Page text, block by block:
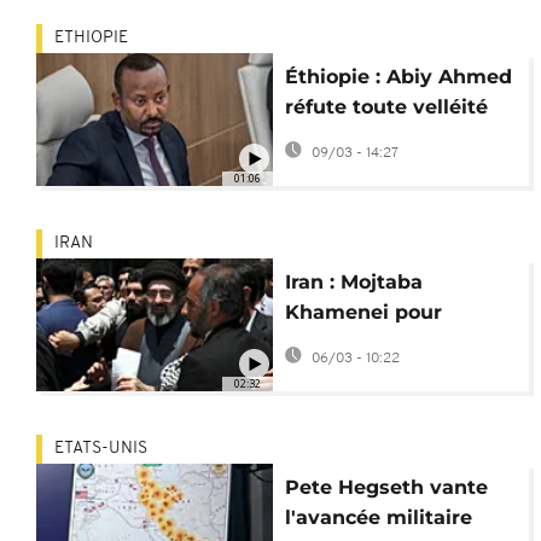
01:06
ETHIOPIE
Éthiopie : Abiy Ahmed
réfute toute velléité
de guerre au Tigré
09/03 - 14:27
02:32
IRAN
Iran : Mojtaba
Khamenei pour
succéder à son père
06/03 - 10:22
ETATS-UNIS
Pete Hegseth vante
l'avancée militaire